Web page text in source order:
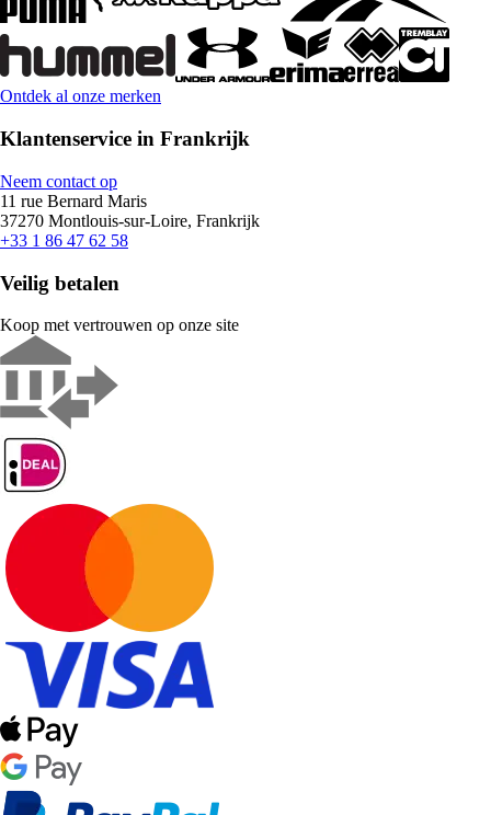
Ontdek al onze merken
Klantenservice in Frankrijk
Neem contact op
11 rue Bernard Maris
37270 Montlouis-sur-Loire, Frankrijk
+33 1 86 47 62 58
Veilig betalen
Koop met vertrouwen op onze site